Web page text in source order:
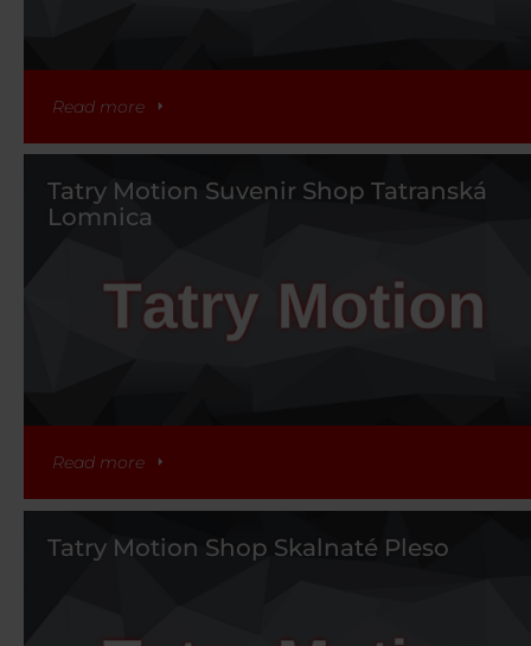
Read more
Tatry Motion Suvenir Shop Tatranská
Lomnica
Read more
Tatry Motion Shop Skalnaté Pleso